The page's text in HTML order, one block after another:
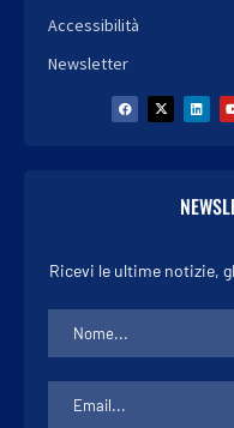
Accessibilità
Newsletter
Ricevi le ultime notizie,